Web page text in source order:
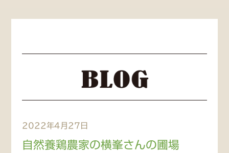
2022年4月27日
自然養鶏農家の横峯さんの圃場